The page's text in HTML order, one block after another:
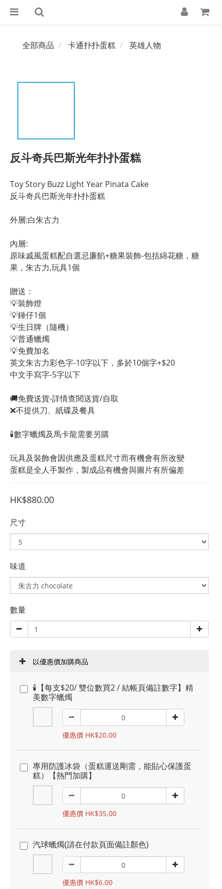
全部商品 卡通扑扑蛋糕 英雄人物
反斗奇兵巴斯光年扑扑蛋糕
Toy Story Buzz Light Year Pinata Cake
反斗奇兵巴斯光年扑扑蛋糕
外層:白朱古力
內層:
原味戚風蛋糕配自選忌廉餡+糖果裝飾-包括綿花糖，糖
果，朱古力,玩具1個
贈送：
💡裝飾燈
💡錘仔1個
💡生日牌（隨機）
💡普通蠟燭
💡免費加名
英文朱古力彩色字-10字以下，多於10個字+$20
中文手寫字-5字以下
🚚免費送貨-詳情查閱送貨/自取
❌不提供刀、紙碟及餐具
🕯️數字蠟燭及馬卡龍需要另購
玩具及裝飾會因供應及蛋糕尺寸而有機會有所改變
蛋糕是全人手製作，製成品有機會與圖片有所偏差
HK$880.00
尺寸
味道
數量
以優惠價加購商品
🕯️【每支$20/ 雙位數買2 / 結帳頁備註數字】精
美數字蠟燭
優惠價 HK$20.00
專用防護冰袋（蛋糕運送剛需，能貼心保護蛋
糕）【熱門加購】
優惠價 HK$35.00
汽球蠟燭(請在付款頁面備註顏色)
優惠價 HK$6.00